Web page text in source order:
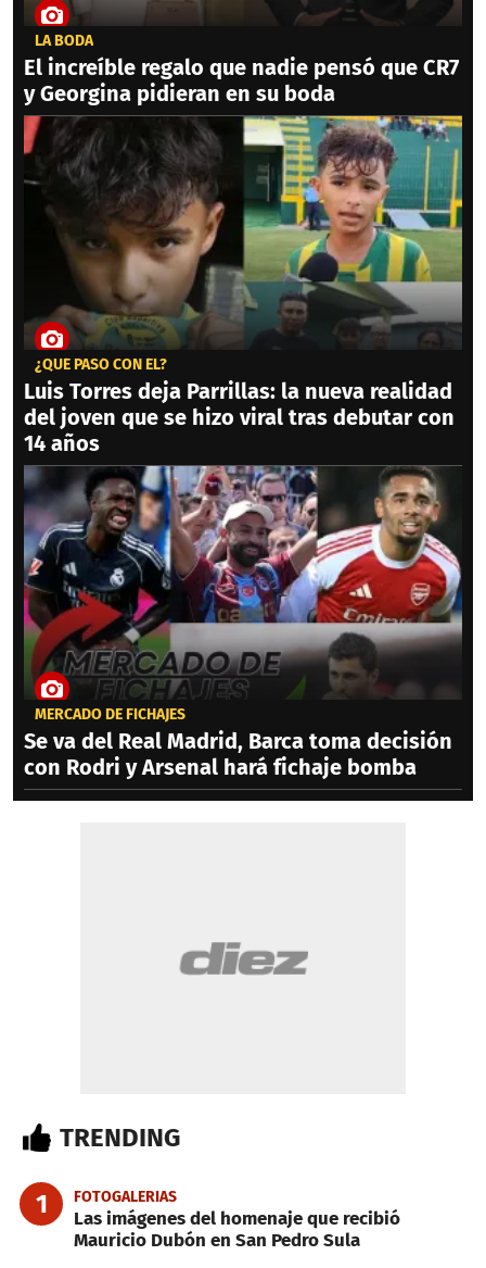
LA BODA
El increíble regalo que nadie pensó que CR7
y Georgina pidieran en su boda
¿QUÉ PASÓ CON ÉL?
Luis Torres deja Parrillas: la nueva realidad
del joven que se hizo viral tras debutar con
14 años
MERCADO DE FICHAJES
Se va del Real Madrid, Barca toma decisión
con Rodri y Arsenal hará fichaje bomba
TRENDING
1 FOTOGALERIAS
Las imágenes del homenaje que recibió
Mauricio Dubón en San Pedro Sula